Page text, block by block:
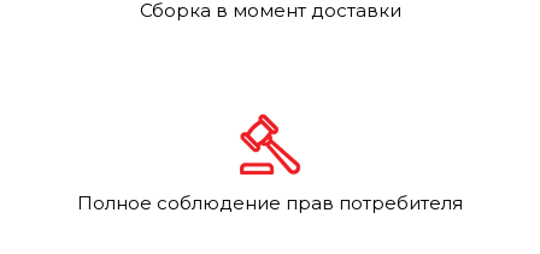
Сборка в момент доставки
Полное соблюдение прав потребителя